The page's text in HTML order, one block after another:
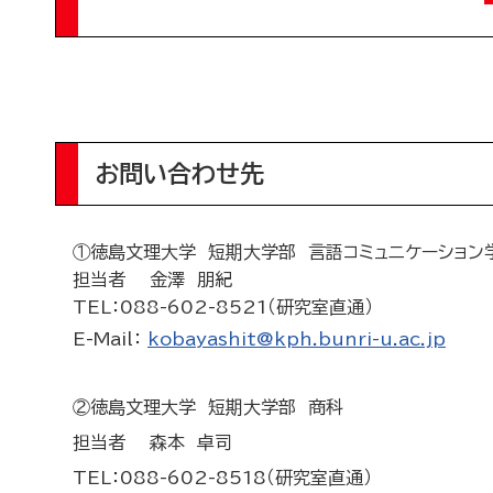
お問い合わせ先
①徳島文理大学 短期大学部 言語コミュニケーション
担当者 金澤 朋紀
TEL
：088-602-8521（研究室直通）
E-Mail：
kobayashit@kph.bunri-u.ac.jp
②徳島文理大学 短期大学部 商科
担当者 森本 卓司
TEL：088-602-8518（研究室直通）